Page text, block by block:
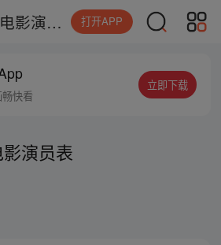
海贼王真人版电影演员表 打开APP
快看
立即下载
演员表